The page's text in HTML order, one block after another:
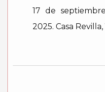
17 de
2025. Casa